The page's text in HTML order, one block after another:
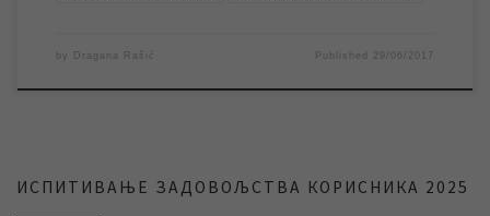
by Dragana Rašić Published 29/06/2017
ИСПИТИВАЊЕ ЗАДОВОЉСТВА КОРИСНИКА 2025